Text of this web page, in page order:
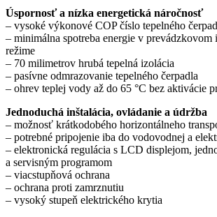
Úspornosť a nízka energetická náročnosť
– vysoké výkonové COP číslo tepelného
– minimálna spotreba energie v prevádzkovom
režime
– 70 milimetrov hrubá tepelná izolácia
– pasívne odmrazovanie tepelného čerpadla
– ohrev teplej vody až do 65 °C bez aktivácie
Jednoduchá inštalácia, ovládanie a údržba
– možnosť krátkodobého horizontálneho
– potrebné pripojenie iba do vodovodnej a
– elektronická regulácia s LCD displejom,
a servisným programom
– viacstupňová ochrana
– ochrana proti zamrznutiu
– vysoký stupeň elektrického krytia